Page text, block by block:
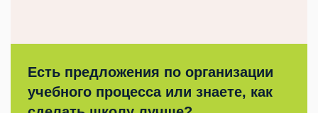
Есть предложения по организации
учебного процесса или знаете, как